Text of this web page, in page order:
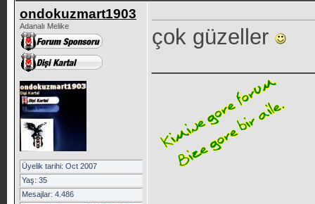
ondokuzmart1903
Adanalı Melike
Üyelik tarihi: Oct 2007
Yaş: 35
Mesajlar: 4.486
çok güzeller